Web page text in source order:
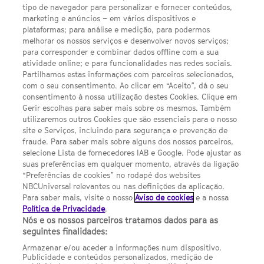
LINKS ÚTEIS
Escolhas de Anúncios
Política de privacidade
Termos E Condições
FILMES
UMA DIVISÃO DA NBCUNIVERSAL
Contact us by email: contact.SYFYPortugal@ncbuni.com
NBC Universal Global Networks España S.L.U. is wholly owned
by Universal Studios International BV
NBC Universal Global Networks, S.L.U. Paseo de la Castellana,
tipo de navegador para personalizar e fornecer conteúdos,
marketing e anúncios – em vários dispositivos e
plataformas; para análise e medição, para podermos
melhorar os nossos serviços e desenvolver novos serviços;
para corresponder e combinar dados offline com a sua
atividade online; e para funcionalidades nas redes sociais.
Partilhamos estas informações com parceiros selecionados,
com o seu consentimento. Ao clicar em “Aceito”, dá o seu
consentimento à nossa utilização destes Cookies. Clique em
Gerir escolhas para saber mais sobre os mesmos. Também
utilizaremos outros Cookies que são essenciais para o nosso
site e Serviços, incluindo para segurança e prevenção de
fraude. Para saber mais sobre alguns dos nossos parceiros,
selecione Lista de fornecedores IAB e Google. Pode ajustar as
suas preferências em qualquer momento, através da ligação
“Preferências de cookies” no rodapé dos websites
NBCUniversal relevantes ou nas definições da aplicação.
Para saber mais, visite o nossoAviso de cookies e a nossa
Política de Privacidade.
Nós e os nossos parceiros tratamos dados para as
seguintes finalidades:
Armazenar e/ou aceder a informações num dispositivo.
Publicidade e conteúdos personalizados, medição de